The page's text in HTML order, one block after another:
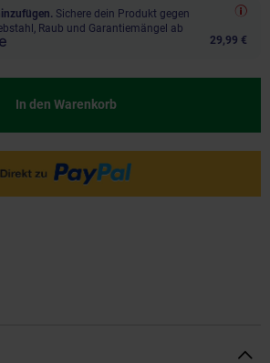
Sichere dein Produkt gegen
Raub und Garantiemängel ab
29,99 €
In den Warenkorb